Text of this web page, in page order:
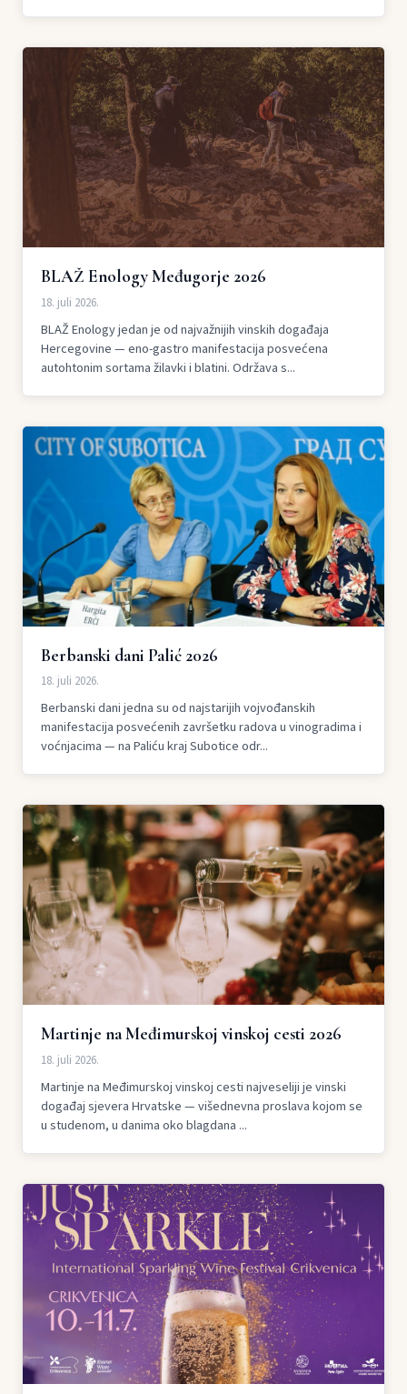
BLAŽ Enology Međugorje 2026
18. juli 2026.
BLAŽ Enology jedan je od najvažnijih vinskih događaja
Hercegovine — eno-gastro manifestacija posvećena
autohtonim sortama žilavki i blatini. Održava s...
Berbanski dani Palić 2026
18. juli 2026.
Berbanski dani jedna su od najstarijih vojvođanskih
manifestacija posvećenih završetku radova u vinogradima i
voćnjacima — na Paliću kraj Subotice odr...
Martinje na Međimurskoj vinskoj cesti 2026
18. juli 2026.
Martinje na Međimurskoj vinskoj cesti najveseliji je vinski
događaj sjevera Hrvatske — višednevna proslava kojom se
u studenom, u danima oko blagdana ...